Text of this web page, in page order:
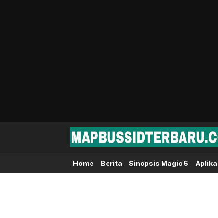
Map Bussid Terbaru
MapBussidTerbaru.com | Pusat
Home Berita Sinopsis Magic 5